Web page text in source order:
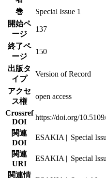
巻
Special Issue 1
開始ペ
ージ
137
終了ペ
ージ
150
出版タ
イプ
Version of Record
アクセ
ス権
open access
Crossref
DOI
https://doi.org/
関連
DOI
ESAKIA || Special
関連
URI
ESAKIA || Special
関連情